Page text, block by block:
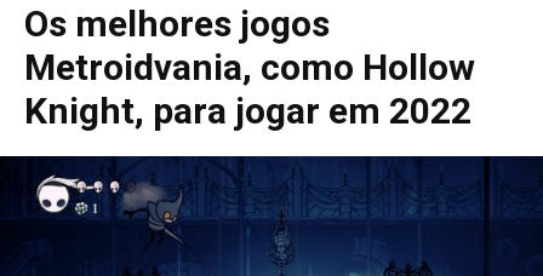
Os melhores jogos
Metroidvania, como Hollow
Knight, para jogar em 2022